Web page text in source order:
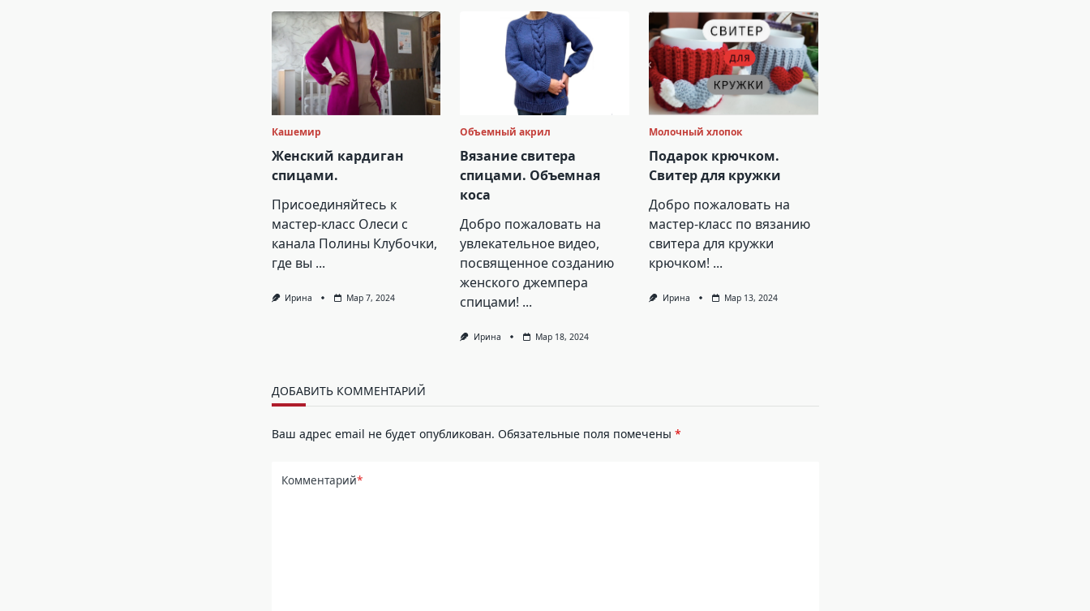
Кашемир
Женский кардиган
спицами.
Присоединяйтесь к
мастер-класс Олеси с
канала Полины Клубочки,
где вы ...
Ирина Мар 7, 2024
Объемный акрил
Вязание свитера
спицами. Объемная
коса
Добро пожаловать на
увлекательное видео,
посвященное созданию
женского джемпера
спицами! ...
Ирина Мар 18, 2024
Молочный хлопок
Подарок крючком.
Свитер для кружки
Добро пожаловать на
мастер-класс по вязанию
свитера для кружки
крючком! ...
Ирина Мар 13, 2024
ДОБАВИТЬ КОММЕНТАРИЙ
Ваш адрес email не будет опубликован. Обязательные поля помечены *
Комментарий*